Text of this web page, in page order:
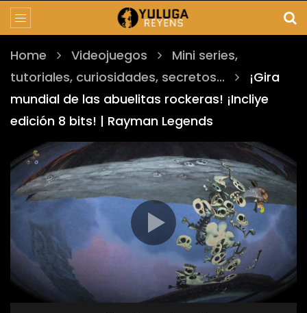
Home Videojuegos
Mini series,
tutoriales, curiosidades, secretos...
¡Gira
mundial de las abuelitas rockeras! ¡Incliye
edición 8 bits! | Rayman Legends